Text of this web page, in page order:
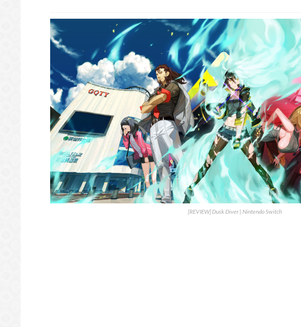
[REVIEW] Dusk Diver | Nintendo Switch